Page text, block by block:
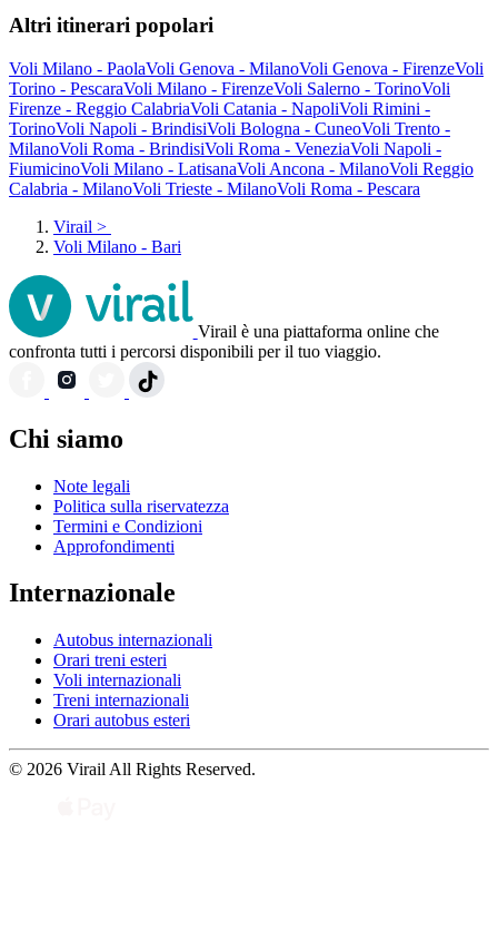
Altri itinerari popolari
Voli Milano - PaolaVoli Genova - MilanoVoli Genova - FirenzeVoli
Torino - PescaraVoli Milano - FirenzeVoli Salerno - TorinoVoli
Firenze - Reggio CalabriaVoli Catania - NapoliVoli Rimini -
TorinoVoli Napoli - BrindisiVoli Bologna - CuneoVoli Trento -
MilanoVoli Roma - BrindisiVoli Roma - VeneziaVoli Napoli -
FiumicinoVoli Milano - LatisanaVoli Ancona - MilanoVoli Reggio
Calabria - MilanoVoli Trieste - MilanoVoli Roma - Pescara
Virail >
Voli Milano - Bari
Virail è una piattaforma online che
confronta tutti i percorsi disponibili per il tuo viaggio.
Chi siamo
Note legali
Politica sulla riservatezza
Termini e Condizioni
Approfondimenti
Internazionale
Autobus internazionali
Orari treni esteri
Voli internazionali
Treni internazionali
Orari autobus esteri
© 2026 Virail All Rights Reserved.